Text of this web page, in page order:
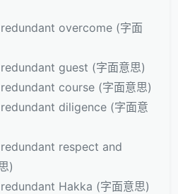
overcome (字面
guest (字面意思)
course (字面意思)
diligence (字面意
respect and
)
Hakka (字面意思)